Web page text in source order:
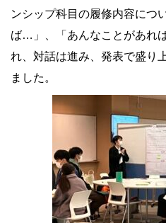
ンシップ科目の履修内容につ
ば…」、「あんなことがあれ
れ、対話は進み、発表で盛り
ました。